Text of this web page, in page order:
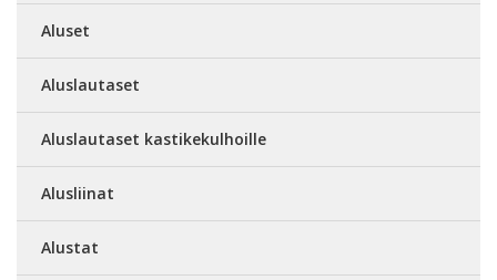
Aluset
Aluslautaset
Aluslautaset kastikekulhoille
Alusliinat
Alustat